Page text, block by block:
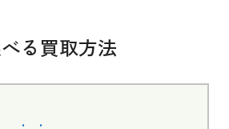
る買取方法